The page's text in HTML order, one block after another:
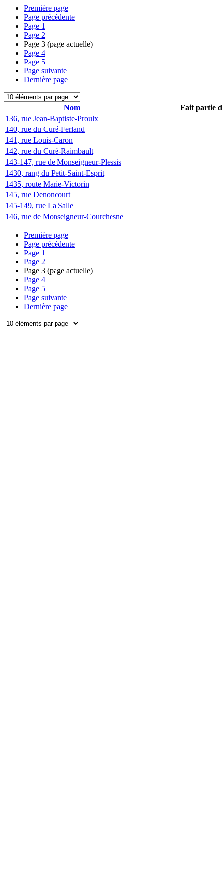
Première page
Page précédente
Page 1
Page 2
Page 3 (page actuelle)
Page 4
Page 5
Page suivante
Dernière page
Nom
Fait partie
136, rue Jean-Baptiste-Proulx
140, rue du Curé-Ferland
141, rue Louis-Caron
142, rue du Curé-Raimbault
143-147, rue de Monseigneur-Plessis
1430, rang du Petit-Saint-Esprit
1435, route Marie-Victorin
145, rue Denoncourt
145-149, rue La Salle
146, rue de Monseigneur-Courchesne
Première page
Page précédente
Page 1
Page 2
Page 3 (page actuelle)
Page 4
Page 5
Page suivante
Dernière page